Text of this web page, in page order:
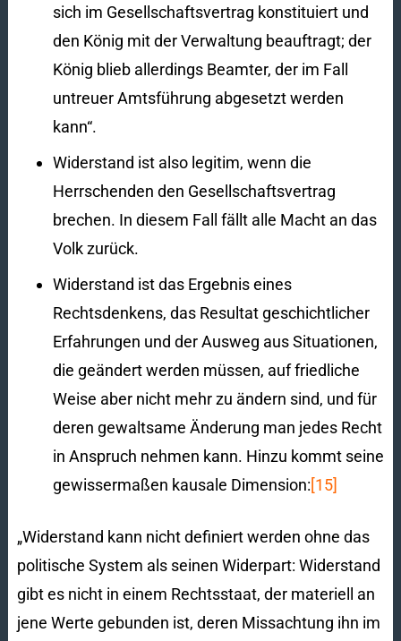
sich im Gesellschaftsvertrag konstituiert und
den König mit der Verwaltung beauftragt; der
König blieb allerdings Beamter, der im Fall
untreuer Amtsführung abgesetzt werden
kann“.
Widerstand ist also legitim, wenn die
Herrschenden den Gesellschaftsvertrag
brechen. In diesem Fall fällt alle Macht an das
Volk zurück.
Widerstand ist das Ergebnis eines
Rechtsdenkens, das Resultat geschichtlicher
Erfahrungen und der Ausweg aus Situationen,
die geändert werden müssen, auf friedliche
Weise aber nicht mehr zu ändern sind, und für
deren gewaltsame Änderung man jedes Recht
in Anspruch nehmen kann. Hinzu kommt seine
gewissermaßen kausale Dimension:[15]
„Widerstand kann nicht definiert werden ohne das
politische System als seinen Widerpart: Widerstand
gibt es nicht in einem Rechtsstaat, der materiell an
jene Werte gebunden ist, deren Missachtung ihn im